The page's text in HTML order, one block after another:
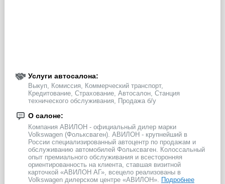
Услуги автосалона:
Выкуп, Комиссия, Коммерческий транспорт,
Кредитование, Страхование, Автосалон, Станция
технического обслуживания, Продажа б/у
О салоне:
Компания АВИЛОН - официальный дилер марки
Volkswagen (Фольксваген). АВИЛОН - крупнейший в
России специализированный автоцентр по продажам и
обслуживанию автомобилей Фольксваген. Колоссальный
опыт премиального обслуживания и всесторонняя
ориентированность на клиента, ставшая визитной
карточкой «АВИЛОН АГ», всецело реализованы в
Volkswagen дилерском центре «АВИЛОН». Подробнее